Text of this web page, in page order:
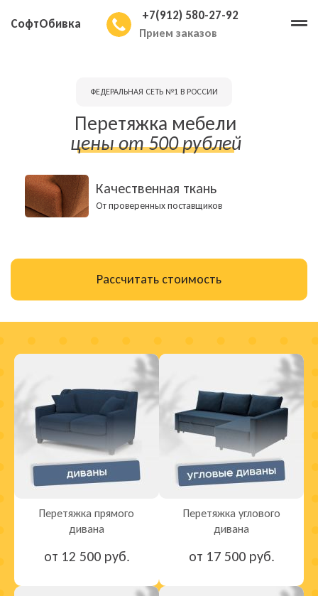
СофтОбивка
+7(912) 580-27-92
Прием заказов
ФЕДЕРАЛЬНАЯ СЕТЬ №1 В РОССИИ
Перетяжка мебели
цены от 500 рублей
Качественная ткань
От проверенных поставщиков
Рассчитать стоимость
Перетяжка прямого
дивана
от 12 500 руб.
Перетяжка углового
дивана
от 17 500 руб.